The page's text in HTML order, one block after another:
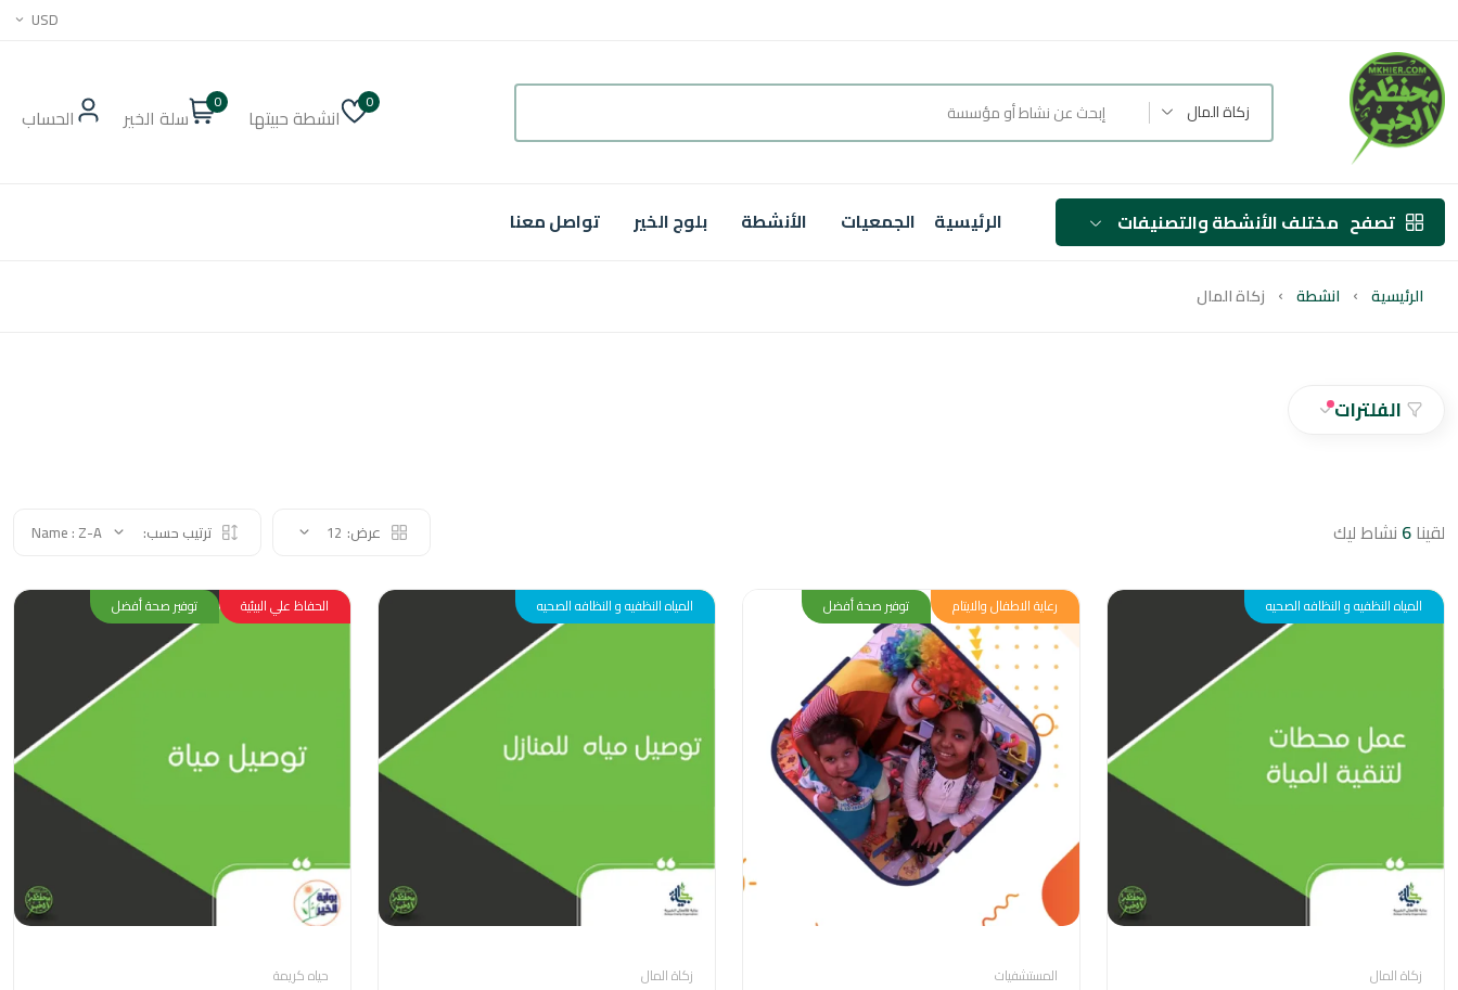
USD
زكاة المال 0
انشطة حبيتها
0
سلة الخير الحساب
تصفح مختلف الأنشطة والتصنيفات الرئيسية الجمعيات الأنشطة بلوج الخير تواصل معنا
الرئيسية انشطة زكاة المال
الفلترات
لقينا6 نشاط ليك عرض: 12 ترتيب حسب: Name : Z-A
المياه النظفيه و النظافه الصحيه
زكاة المال
رعاية الاطفال والايتام توفير صحة أفضل
المستشفيات
المياه النظفيه و النظافه الصحيه
زكاة المال
الحفاظ علي البيئية توفير صحة أفضل
حياه كريمة